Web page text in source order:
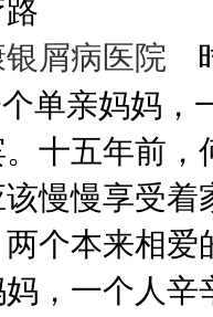
屑病医院
单亲妈妈，
十五年前
慢慢享受
个本来相
一个人辛